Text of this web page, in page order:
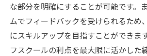
な部分を明確にすることが可能です。
ムでフィードバックを受けられるため
にスキルアップを目指すことができま
フスクールの利点を最大限に活かした